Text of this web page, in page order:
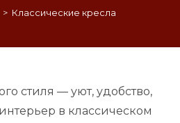
> Классические кресла
стиля — уют, удобство,
в классическом